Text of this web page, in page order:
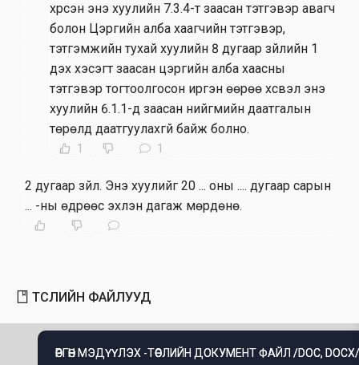
хүрсэн энэ хуулийн 7.3.4-т заасан тэтгэвэр авагч
болон Цэргийн алба хаагчийн тэтгэвэр,
тэтгэмжийн тухай хуулийн 8 дугаар зүйлийн 1
дэх хэсэгт заасан цэргийн алба хаасны
тэтгэвэр тогтоолгосон иргэн өөрөө хүсвэл энэ
хуулийн 6.1.1-д заасан нийгмийн даатгалын
төрөлд даатгуулахгүй байж болно.
1 1
2 дугаар зүйл. Энэ хуулийг 20 ... оны .... дугаар сарын
... -ны өдрөөс эхлэн дагаж мөрдөнө.
ТӨСЛИЙН ФАЙЛУУД
ӨРГӨН МЭДҮҮЛЭХ -ТӨСЛИЙН ДОКУМЕНТ ФАЙЛ /DOC, DOCX/